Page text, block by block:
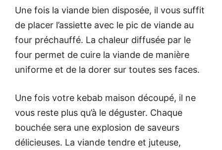
Une fois la viande bien disposée, il vous suffit
de placer l’assiette avec le pic de viande au
four préchauffé. La chaleur diffusée par le
four permet de cuire la viande de manière
uniforme et de la dorer sur toutes ses faces.
Une fois votre kebab maison découpé, il ne
vous reste plus qu’à le déguster. Chaque
bouchée sera une explosion de saveurs
délicieuses. La viande tendre et juteuse,